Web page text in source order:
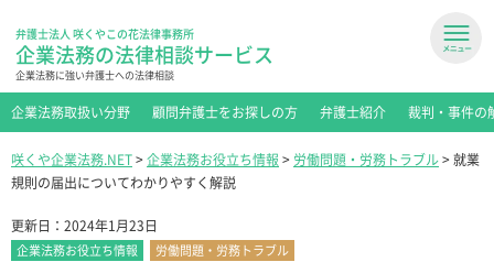
弁護士法人 咲くやこの花法律事務所
企業法務の法律相談サービス
企業法務に強い弁護士への法律相談
企業法務取扱い分野 顧問弁護士をお探しの方 弁護士紹介 裁判・事件の
咲くや企業法務.NET>企業法務お役立ち情報 > 労働問題・労務トラブル>就業
規則の届出についてわかりやすく解説
更新日： 2024年1月23日
企業法務お役立ち情報 労働問題・労務トラブル